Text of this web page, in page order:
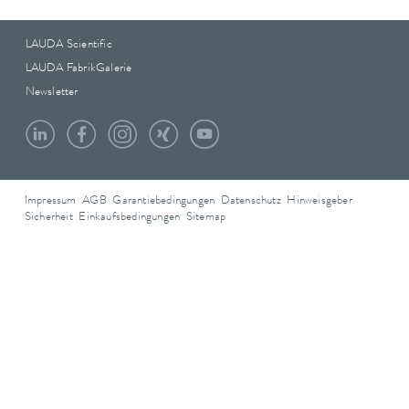
LAUDA Scientific
LAUDA FabrikGalerie
Newsletter
Impressum AGB Garantiebedingungen Datenschutz Hinweisgeber
Sicherheit Einkaufsbedingungen Sitemap